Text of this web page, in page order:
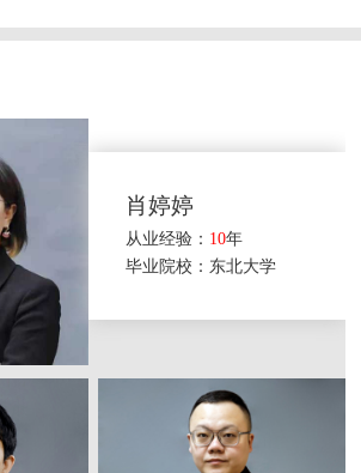
肖婷婷
从业经验： 10年
毕业院校：东北大学